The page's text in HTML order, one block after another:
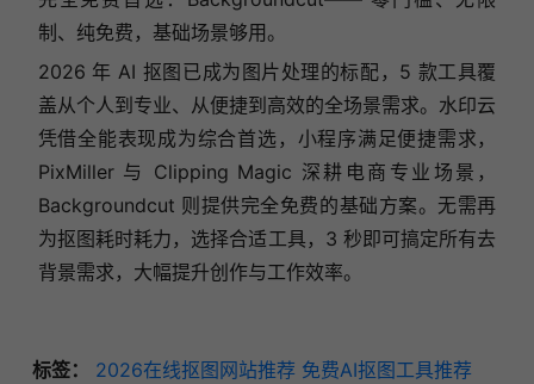
制、纯免费，基础场景够用。
2026 年 AI 抠图已成为图片处理的标配，5 款工具覆
盖从个人到专业、从便捷到高效的全场景需求。水印云
凭借全能表现成为综合首选，小程序满足便捷需求，
PixMiller 与 Clipping Magic 深耕电商专业场景，
Backgroundcut 则提供完全免费的基础方案。无需再
为抠图耗时耗力，选择合适工具，3 秒即可搞定所有去
背景需求，大幅提升创作与工作效率。
标签： 2026在线抠图网站推荐 免费AI抠图工具推荐